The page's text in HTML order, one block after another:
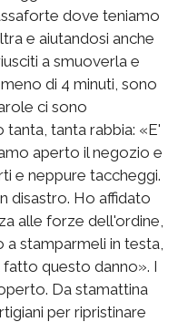
dove teniamo
e aiutandosi anche
a smuoverla e
di 4 minuti, sono
ci sono
tanta rabbia: «E'
aperto il negozio e
e neppure taccheggi.
disastro. Ho affidato
alle forze dell'ordine,
stamparmeli in testa,
questo danno». I
Da stamattina
per ripristinare